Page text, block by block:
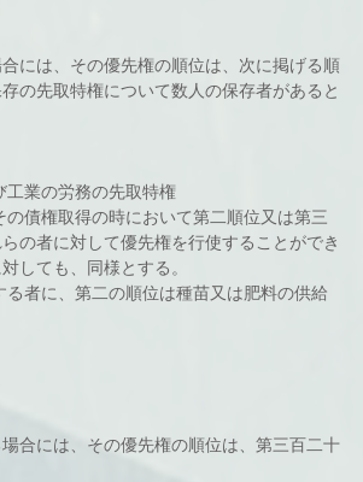
には、その優先権の順位は、次に掲げる順
の先取特権について数人の保存者があると
業の労務の先取特権
債権取得の時において第二順位又は第三
の者に対して優先権を行使することができ
しても、同様とする。
者に、第二の順位は種苗又は肥料の供給
合には、その優先権の順位は、第三百二十